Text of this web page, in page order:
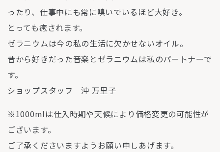
ったり、仕事中にも常に嗅いでいるほど大好き。
とっても癒されます。
ゼラニウムは今の私の生活に欠かせないオイル。
昔から好きだった音楽とゼラニウムは私のパートナーで
す。
ショップスタッフ 沖 万里子
※1000mlは仕入時期や天候により価格変更の可能性が
ございます。
ご了承くださいますようお願い申しあげます。